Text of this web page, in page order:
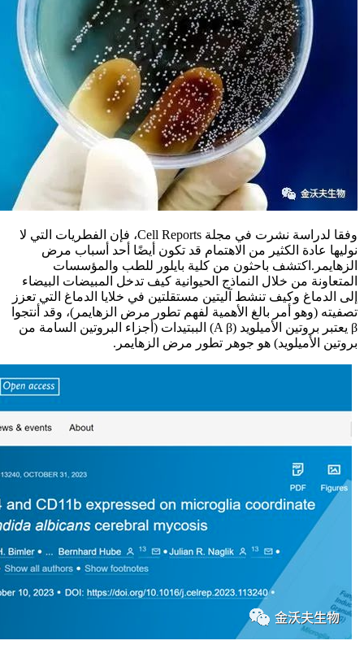
وفقا لدراسة نشرت في مجلة Cell Reports، فإن الفطريات التي لا
نوليها عادة الكثير من الاهتمام قد تكون أيضًا أحد أسباب مرض
الزهايمر.اكتشف باحثون من كلية بايلور للطب والمؤسسات
المتعاونة من خلال النماذج الحيوانية كيف تدخل المبيضات البيضاء
إلى الدماغ وكيف تنشط آليتين مستقلتين في خلايا الدماغ التي تعزز
تصفيته (وهو أمر بالغ الأهمية لفهم تطور مرض الزهايمر)، وقد أنتجوا
β يعتبر بروتين الأميلويد (A β) الببتيدات (أجزاء البروتين السامة من
بروتين الأميلويد) هو جوهر تطور مرض الزهايمر.